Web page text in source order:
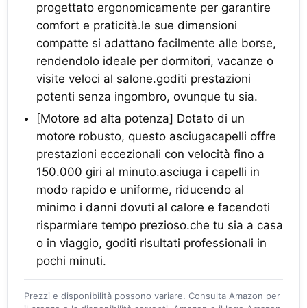
progettato ergonomicamente per garantire
comfort e praticità.le sue dimensioni
compatte si adattano facilmente alle borse,
rendendolo ideale per dormitori, vacanze o
visite veloci al salone.goditi prestazioni
potenti senza ingombro, ovunque tu sia.
[Motore ad alta potenza] Dotato di un
motore robusto, questo asciugacapelli offre
prestazioni eccezionali con velocità fino a
150.000 giri al minuto.asciuga i capelli in
modo rapido e uniforme, riducendo al
minimo i danni dovuti al calore e facendoti
risparmiare tempo prezioso.che tu sia a casa
o in viaggio, goditi risultati professionali in
pochi minuti.
Prezzi e disponibilità possono variare. Consulta Amazon per